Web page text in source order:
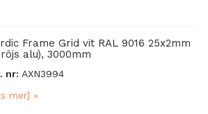
Frame Grid vit RAL 9016 25x2mm
alu), 3000mm
nr: AXN3994
mer] »